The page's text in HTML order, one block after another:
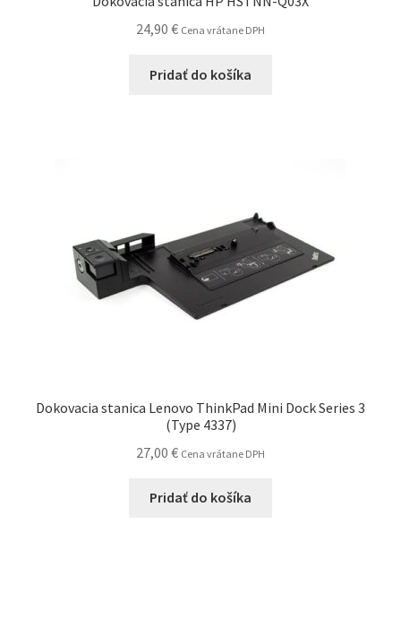
24,90 € Cena vrátane DPH
Pridať do košíka
Dokovacia stanica Lenovo ThinkPad Mini Dock Series 3
(Type 4337)
27,00 € Cena vrátane DPH
Pridať do košíka